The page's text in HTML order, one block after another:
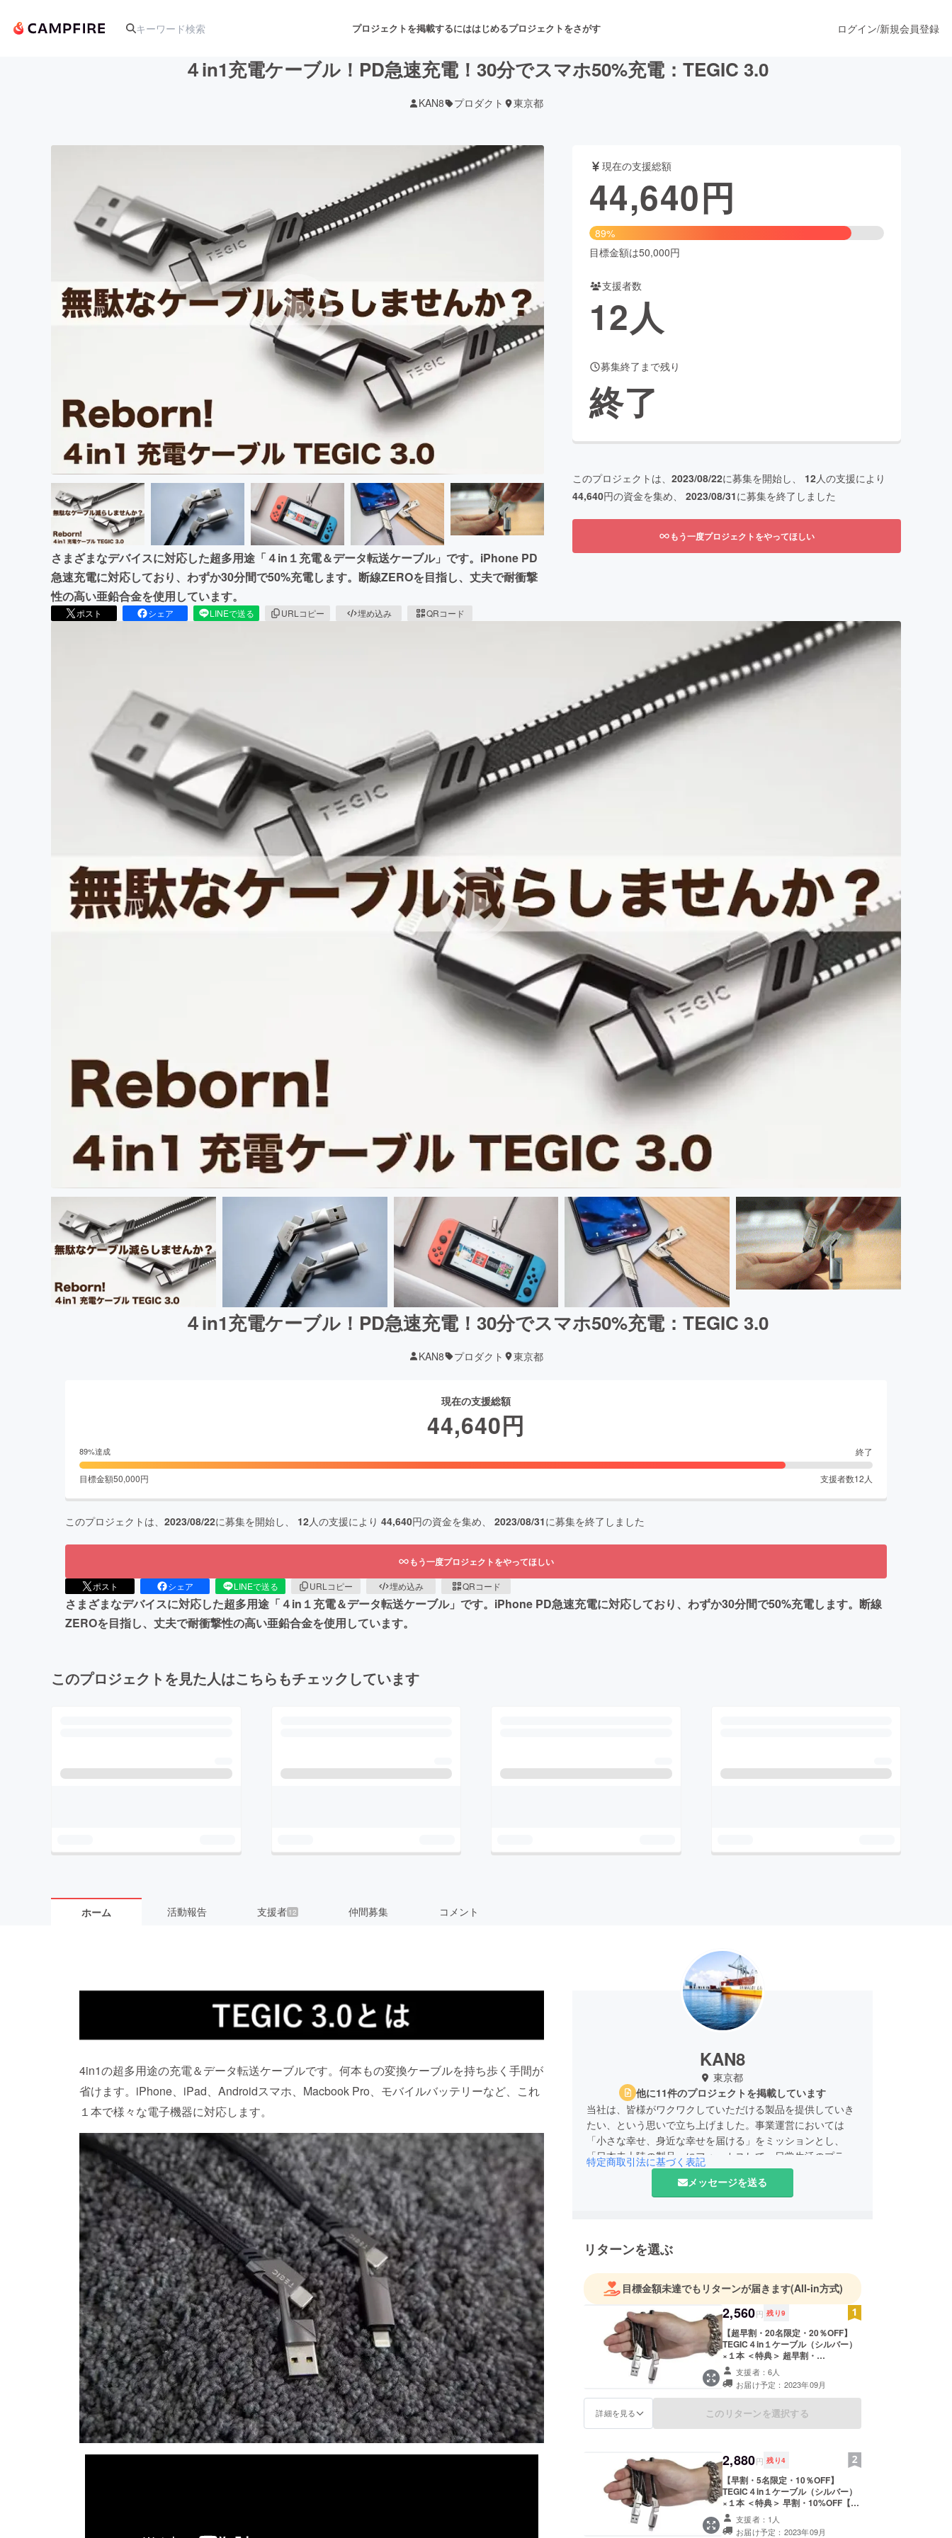
プロジェクトを掲載するにははじめるプロジェクトをさがす
舞台・パフォーマンス
テクノロジー・ガジェット ゲーム・サービス開発 ファッション
映像・映画 書籍・雑誌出版
ビジネス・起業 チャレンジ ビューティー・ヘルスケア
CAMPFIRE for Social GoodCAMPFIRE Creation
CAMPFIREふるさと納税machi-ya
ログイン/新規会員登録
４in1充電ケーブル！PD急速充電！30分でスマホ50%充電：TEGIC 3.0
KAN8 プロダクト 東京都
さまざまなデバイスに対応した超多用途「４in１充電＆データ転送ケーブル」です。iPhone PD
急速充電に対応しており、わずか30分間で50%充電します。断線ZEROを目指し、丈夫で耐衝撃
性の高い亜鉛合金を使用しています。
ポスト シェア LINEで送る URLコピー 埋め込み QRコード
現在の支援総額
44,640円
89%
目標金額は50,000円
支援者数
12人
募集終了まで残り
終了
このプロジェクトは、 2023/08/22に募集を開始し、 12人の支援により
44,640円の資金を集め、 2023/08/31に募集を終了しました
もう一度プロジェクトをやってほしい
４in1充電ケーブル！PD急速充電！30分でスマホ50%充電：TEGIC 3.0
KAN8 プロダクト 東京都
現在の支援総額
44,640円
89%達成 終了
目標金額50,000円 支援者数12 人
このプロジェクトは、 2023/08/22に募集を開始し、 12人の支援により 44,640円の資金を集め、 2023/08/31に募集を終了しました
もう一度プロジェクトをやってほしい
ポスト シェア LINEで送る URLコピー 埋め込み QRコード
さまざまなデバイスに対応した超多用途「４in１充電＆データ転送ケーブル」です。iPhone PD急速充電に対応しており、わずか30分間で50%充電します。断線
ZEROを目指し、丈夫で耐衝撃性の高い亜鉛合金を使用しています。
このプロジェクトを見た人はこちらもチェックしています
ホーム 活動報告 支援者 12 仲間募集 コメント
4in1の超多用途の充電＆データ転送ケーブルです。何本もの変換ケーブルを持ち歩く手間が
省けます。iPhone、iPad、Androidスマホ、Macbook Pro、モバイルバッテリーなど、これ
１本で様々な電子機器に対応します。
KAN8
東京都
他に11件のプロジェクトを掲載しています
当社は、皆様がワクワクしていただける製品を提供していき
たい、という思いで立ち上げました。事業運営においては
「小さな幸せ、身近な幸せを届ける」をミッションとし、
「日本未上陸の製品」にフォーカスして、日常生活のプラス
αになる商品のご提供をしております。本プロジェクトの商
品によって、皆様が快適な生活を過ごしていただけたら幸い
特定商取引法に基づく表記
メッセージを送る
リターンを選ぶ
目標金額未達でもリターンが届きます(All-in方式)
2,560円 残り9
【超早割・20名限定・20％OFF】
TEGIC４in１ケーブル（シルバー）
×１本 ＜特典＞ 超早割・
20%OFF【定価3,200円／本】 ＜確
認事項＞ プロジェクトページ下部
「リスクとチャレンジ」をご覧くだ
さい。
支援者：6人
お届け予定：2023年09月
詳細を見る このリターンを選択する
2,880円 残り4
【早割・5名限定・10％OFF】
TEGIC４in１ケーブル（シルバー）
×１本 ＜特典＞ 早割・10%OFF【定
価3,200円／本】 ＜確認事項＞ プロ
ジェクトページ下部「リスクとチャ
支援者：1人
お届け予定：2023年09月